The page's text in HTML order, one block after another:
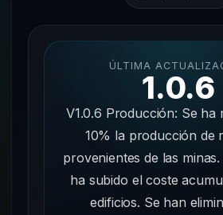
ÚLTIMA
1.0.6
V1.0.6 Producción: Se ha
10% la producción de
provenientes de las minas.
ha subido el coste
edificios. Se han